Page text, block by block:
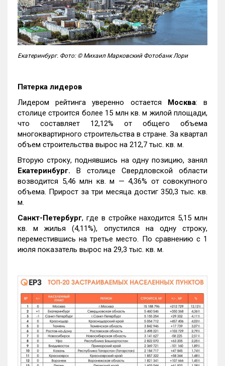
Екатеринбург. Фото: © Михаил Марковский Фотобанк Лори
Пятерка лидеров
Лидером рейтинга уверенно остается Москва: в
столице строится более 15 млн кв. м жилой площади,
что составляет 12,12% от общего объема
многоквартирного строительства в стране. За квартал
объем строительства вырос на 212,7 тыс. кв. м.
Вторую строку, поднявшись на одну позицию, занял
Екатеринбург. В столице Свердловской области
возводится 5,46 млн кв. м — 4,36% от совокупного
объема. Прирост за три месяца достиг 350,3 тыс. кв.
м.
Санкт-Петербург, где в стройке находится 5,15 млн
кв. м жилья (4,11%), опустился на одну строку,
переместившись на третье место. По сравнению с 1
июля показатель вырос на 29,3 тыс. кв. м.